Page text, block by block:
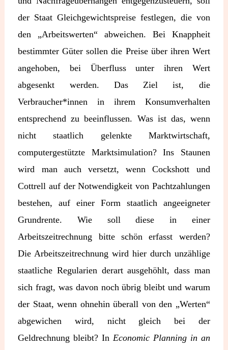
der Staat Gleichgewichtspreise festlegen, die von
den „Arbeitswerten“ abweichen. Bei Knappheit
bestimmter Güter sollen die Preise über ihren Wert
angehoben, bei Überfluss unter ihren Wert
abgesenkt werden. Das Ziel ist, die
Verbraucher*innen in ihrem Konsumverhalten
entsprechend zu beeinflussen. Was ist das, wenn
nicht staatlich gelenkte Marktwirtschaft,
computergestützte Marktsimulation? Ins Staunen
wird man auch versetzt, wenn Cockshott und
Cottrell auf der Notwendigkeit von Pachtzahlungen
bestehen, auf einer Form staatlich angeeigneter
Grundrente. Wie soll diese in einer
Arbeitszeitrechnung bitte schön erfasst werden?
Die Arbeitszeitrechnung wird hier durch unzählige
staatliche Regularien derart ausgehöhlt, dass man
sich fragt, was davon noch übrig bleibt und warum
der Staat, wenn ohnehin überall von den „Werten“
abgewichen wird, nicht gleich bei der
Geldrechnung bleibt? In Economic Planning in an